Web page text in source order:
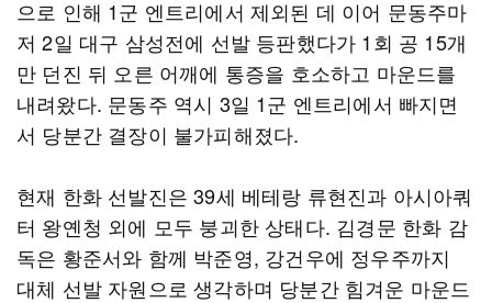
으로 인해 1군 엔트리에서 제외된 데 이어 문동주마
저 2일 대구 삼성전에 선발 등판했다가 1회 공 15개
만 던진 뒤 오른 어깨에 통증을 호소하고 마운드를
내려왔다. 문동주 역시 3일 1군 엔트리에서 빠지면
서 당분간 결장이 불가피해졌다.
현재 한화 선발진은 39세 베테랑 류현진과 아시아쿼
터 왕옌청 외에 모두 붕괴한 상태다. 김경문 한화 감
독은 황준서와 함께 박준영, 강건우에 정우주까지
대체 선발 자원으로 생각하며 당분간 힘겨운 마운드